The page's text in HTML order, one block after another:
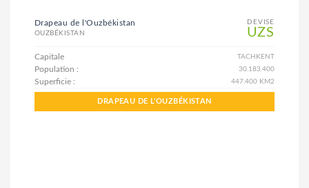
DEVISE
UZS
Drapeau de l'Ouzbékistan
OUZBÉKISTAN
Capitale TACHKENT
Population : 30.183.400
Superficie : 447.400 KM2
DRAPEAU DE L'OUZBÉKISTAN